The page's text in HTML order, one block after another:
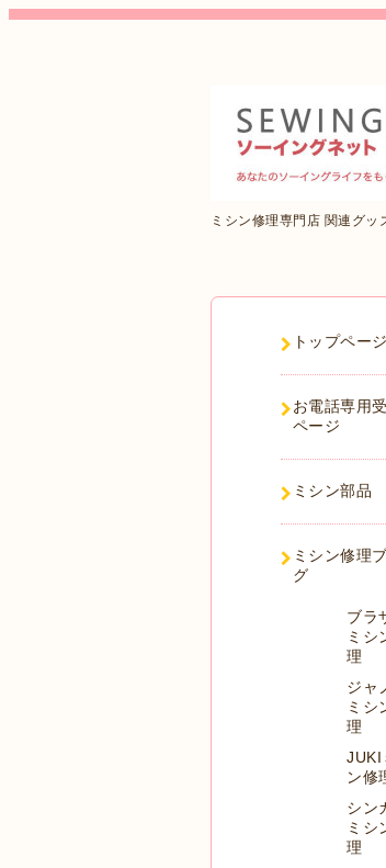
ミシン修理専門店 関連グ
トップページ
お電話専用
ページ
ミシン部品
ミシン修理
グ
ブラ
ミシ
理
ジャ
ミシ
理
JUKI
ン修
シン
ミシ
理